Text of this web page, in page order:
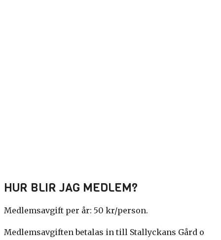
HUR BLIR JAG MEDLEM?
Medlemsavgift per år: 50 kr/person.
Medlemsavgiften betalas in till Stallyckans Gård o